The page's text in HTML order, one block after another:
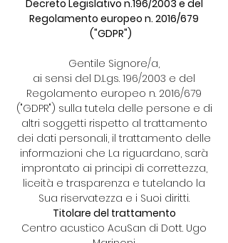
Decreto Legislativo n.196/2003 e del
Regolamento europeo n. 2016/679
("GDPR")
Gentile Signore/a,
ai sensi del D.Lgs. 196/2003 e del
Regolamento europeo n. 2016/679
("GDPR") sulla tutela delle persone e di
altri soggetti rispetto al trattamento
dei dati personali, il trattamento delle
informazioni che La riguardano, sarà
improntato ai principi di correttezza,
liceità e trasparenza e tutelando la
Sua riservatezza e i Suoi diritti.
Titolare del trattamento
Centro acustico AcuSan di Dott. Ugo